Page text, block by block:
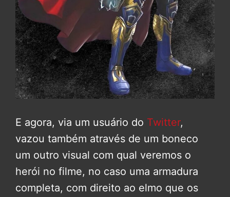
E agora, via um usuário do Twitter,
vazou também através de um boneco
um outro visual com qual veremos o
herói no filme, no caso uma armadura
completa, com direito ao elmo que os